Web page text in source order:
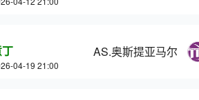
04-19 21:00
AS.奥斯提亚马尔